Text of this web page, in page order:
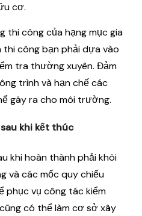
cơ.
thi công của hạng mục gia
thi công bạn phải dựa vào
tra thường xuyên. Đảm
trình và hạn chế các
gây ra cho môi trường.
khi kết thúc
khi hoàn thành phải khôi
và các mốc quy chiếu
phục vụ công tác kiểm
có thể làm cơ sở xây